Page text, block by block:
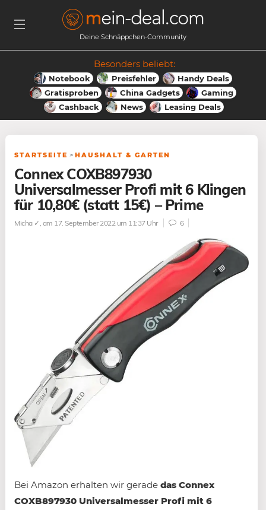
Deine Schnäppchen-Community
Besonders beliebt:
Notebook Preisfehler
Handy Deals
Gratisproben
China Gadgets
Gaming
Cashback
News Leasing Deals
STARTSEITE > HAUSHALT & GARTEN
Connex COXB897930
Universalmesser Profi mit 6 Klingen
für 10,80€ (statt 15€) – Prime
Micha ✓ , am 17. September 2022 um 11:37 Uhr 6
Bei Amazon erhalten wir gerade das Connex
COXB897930 Universalmesser Profi mit 6